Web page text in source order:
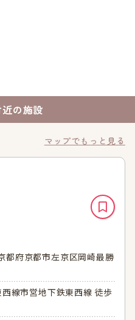
近の施設
マップでもっと見る
都府京都市左京区岡崎最勝
線市営地下鉄東西線 徒歩